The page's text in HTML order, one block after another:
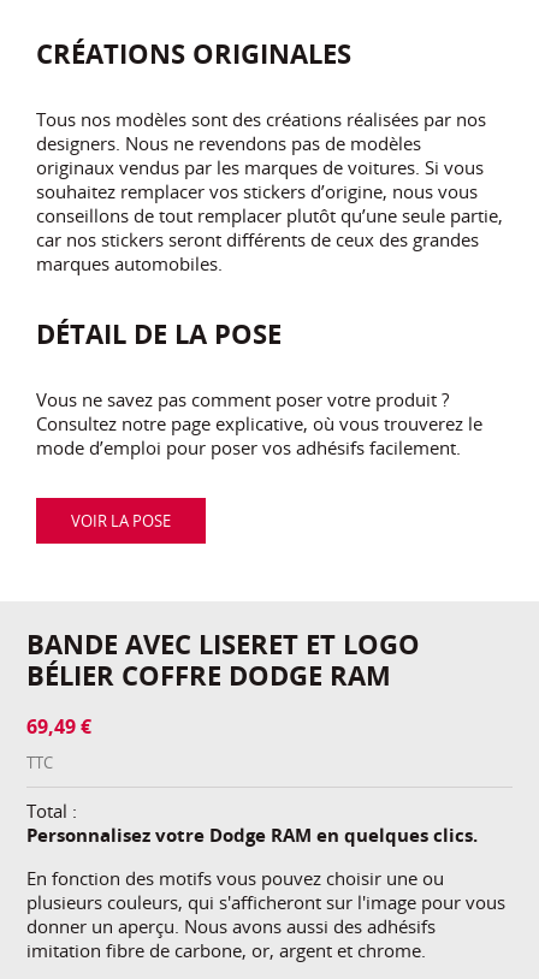
CRÉATIONS ORIGINALES
Tous nos modèles sont des créations réalisées par nos
designers. Nous ne revendons pas de modèles
originaux vendus par les marques de voitures. Si vous
souhaitez remplacer vos stickers d’origine, nous vous
conseillons de tout remplacer plutôt qu’une seule partie,
car nos stickers seront différents de ceux des grandes
marques automobiles.
DÉTAIL DE LA POSE
Vous ne savez pas comment poser votre produit ?
Consultez notre page explicative, où vous trouverez le
mode d’emploi pour poser vos adhésifs facilement.
VOIR LA POSE
BANDE AVEC LISERET ET LOGO
BÉLIER COFFRE DODGE RAM
69,49 €
TTC
Total :
Personnalisez votre Dodge RAM en quelques clics.
En fonction des motifs vous pouvez choisir une ou
plusieurs couleurs, qui s'afficheront sur l'image pour vous
donner un aperçu. Nous avons aussi des adhésifs
imitation fibre de carbone, or, argent et chrome.